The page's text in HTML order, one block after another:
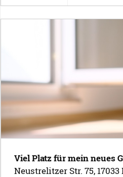
Viel Platz für mein neues
Neustrelitzer Str. 75,